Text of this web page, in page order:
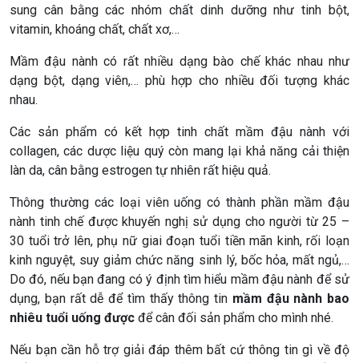
sung cân bằng các nhóm chất dinh dưỡng như tinh bột,
vitamin, khoáng chất, chất xơ,…
Mầm đậu nành có rất nhiều dạng bào chế khác nhau như
dạng bột, dạng viên,… phù hợp cho nhiều đối tượng khác
nhau.
Các sản phẩm có kết hợp tinh chất mầm đậu nành với
collagen, các dược liệu quý còn mang lại khả năng cải thiện
làn da, cân bằng estrogen tự nhiên rất hiệu quả.
Thông thường các loại viên uống có thành phần mầm đậu
nành tinh chế được khuyến nghị sử dụng cho người từ 25 –
30 tuổi trở lên, phụ nữ giai đoạn tuổi tiền mãn kinh, rối loạn
kinh nguyệt, suy giảm chức năng sinh lý, bốc hỏa, mất ngủ,…
Do đó, nếu bạn đang có ý định tìm hiểu mầm đậu nành để sử
dụng, bạn rất dễ để tìm thấy thông tin mầm đậu nành bao
nhiêu tuổi uống được để cân đối sản phẩm cho mình nhé.
Nếu bạn cần hỗ trợ giải đáp thêm bất cứ thông tin gì về độ